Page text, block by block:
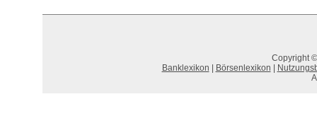
Copyright
Banklexikon
Börsenlexikon